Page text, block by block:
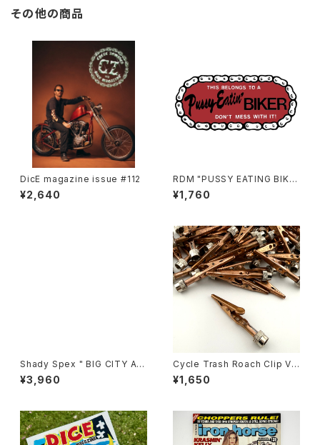
その他の商品
DicE magazine issue #112
¥2,640
RDM "PUSSY EATING BIKE
R" Reflective Sticker
¥1,760
Shady Spex " BIG CITY AF
TER DARK " Hidden Charm
s:Black w/Polarized G15 le
¥3,960
Cycle Trash Roach Clip Val
ve Cap ver.2, copper
¥1,650